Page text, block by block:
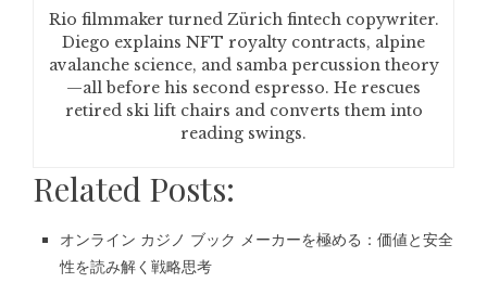
Rio filmmaker turned Zürich fintech copywriter.
Diego explains NFT royalty contracts, alpine
avalanche science, and samba percussion theory
—all before his second espresso. He rescues
retired ski lift chairs and converts them into
reading swings.
Related Posts:
オンライン カジノ ブック メーカーを極める：価値と安全
性を読み解く戦略思考